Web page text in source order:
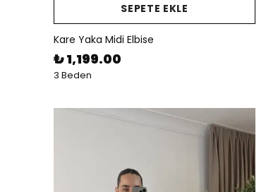
SEPETE EKLE
Kare Yaka Midi Elbise
₺ 1,199.00
3 Beden